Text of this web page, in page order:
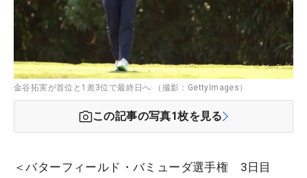
金谷拓実が首位と1差3位で最終日へ （撮影：GettyImages）
この記事の写真1枚を見る
＜バターフィールド・バミューダ選手権 3日目